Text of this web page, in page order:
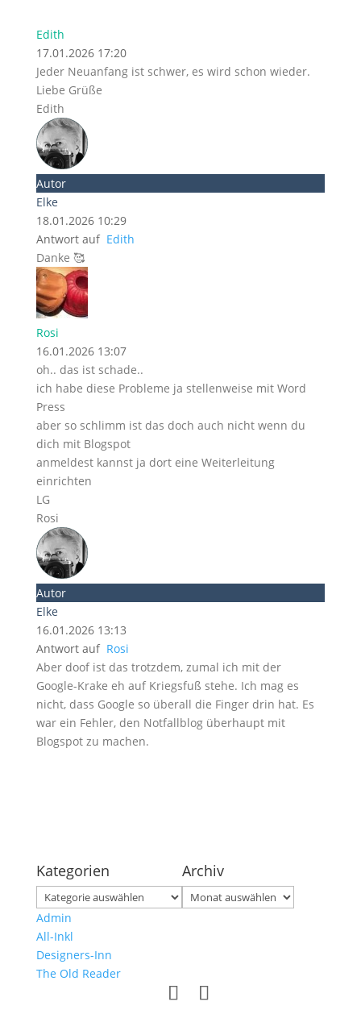
Edith
17.01.2026 17:20
Jeder Neuanfang ist schwer, es wird schon wieder.
Liebe Grüße
Edith
Autor
Elke
18.01.2026 10:29
Antwort auf Edith
Danke 🥰
Rosi
16.01.2026 13:07
oh.. das ist schade..
ich habe diese Probleme ja stellenweise mit Word
Press
aber so schlimm ist das doch auch nicht wenn du
dich mit Blogspot
anmeldest kannst ja dort eine Weiterleitung
einrichten
LG
Rosi
Autor
Elke
16.01.2026 13:13
Antwort auf Rosi
Aber doof ist das trotzdem, zumal ich mit der
Google-Krake eh auf Kriegsfuß stehe. Ich mag es
nicht, dass Google so überall die Finger drin hat. Es
war ein Fehler, den Notfallblog überhaupt mit
Blogspot zu machen.
Kategorien
Kategorien
Archiv
Archiv
Admin
All-Inkl
Designers-Inn
The Old Reader